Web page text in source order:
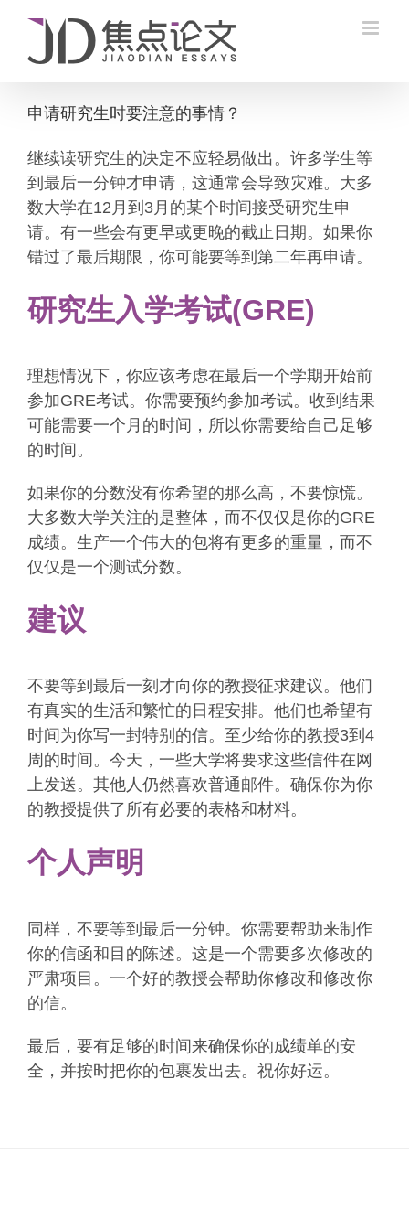
content
申请研究生时要注意的事情？
继续读研究生的决定不应轻易做出。许多学生等
到最后一分钟才申请，这通常会导致灾难。大多
数大学在12月到3月的某个时间接受研究生申
请。有一些会有更早或更晚的截止日期。如果你
错过了最后期限，你可能要等到第二年再申请。
研究生入学考试(GRE)
理想情况下，你应该考虑在最后一个学期开始前
参加GRE考试。你需要预约参加考试。收到结果
可能需要一个月的时间，所以你需要给自己足够
的时间。
如果你的分数没有你希望的那么高，不要惊慌。
大多数大学关注的是整体，而不仅仅是你的GRE
成绩。生产一个伟大的包将有更多的重量，而不
仅仅是一个测试分数。
建议
不要等到最后一刻才向你的教授征求建议。他们
有真实的生活和繁忙的日程安排。他们也希望有
时间为你写一封特别的信。至少给你的教授3到4
周的时间。今天，一些大学将要求这些信件在网
上发送。其他人仍然喜欢普通邮件。确保你为你
的教授提供了所有必要的表格和材料。
个人声明
同样，不要等到最后一分钟。你需要帮助来制作
你的信函和目的陈述。这是一个需要多次修改的
严肃项目。一个好的教授会帮助你修改和修改你
的信。
最后，要有足够的时间来确保你的成绩单的安
全，并按时把你的包裹发出去。祝你好运。